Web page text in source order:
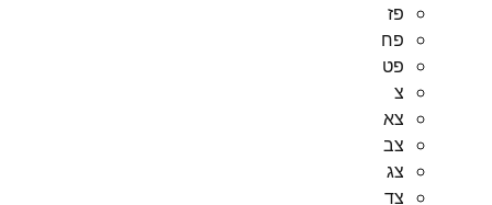
פז
פח
פט
צ
צא
צב
צג
צד